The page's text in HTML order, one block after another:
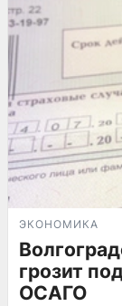
ЭКОНОМИКА
грозит
ОСАГО